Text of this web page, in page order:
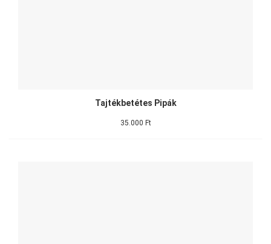
Tajtékbetétes Pipák
35.000 Ft